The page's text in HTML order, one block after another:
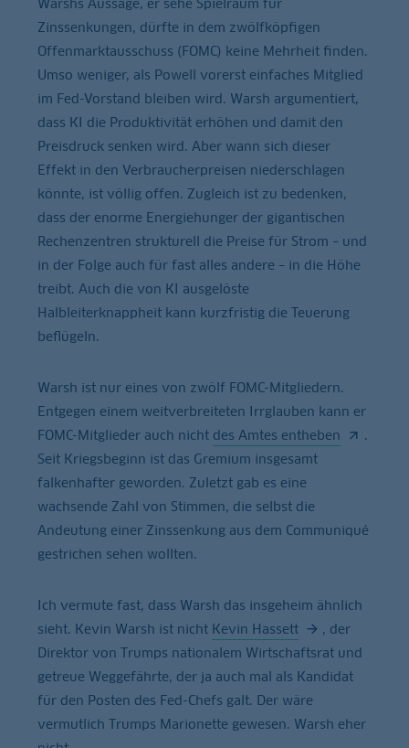
Warshs Aussage, er sehe Spielraum für
Zinssenkungen, dürfte in dem zwölfköpfigen
Offenmarktausschuss (FOMC) keine Mehrheit finden.
Umso weniger, als Powell vorerst einfaches Mitglied
im Fed-Vorstand bleiben wird. Warsh argumentiert,
dass KI die Produktivität erhöhen und damit den
Preisdruck senken wird. Aber wann sich dieser
Effekt in den Verbraucherpreisen niederschlagen
könnte, ist völlig offen. Zugleich ist zu bedenken,
dass der enorme Energiehunger der gigantischen
Rechenzentren strukturell die Preise für Strom – und
in der Folge auch für fast alles andere – in die Höhe
treibt. Auch die von KI ausgelöste
Halbleiterknappheit kann kurzfristig die Teuerung
beflügeln.
Warsh ist nur eines von zwölf FOMC-Mitgliedern.
Entgegen einem weitverbreiteten Irrglauben kann er
FOMC-Mitglieder auch nicht des Amtes entheben
.
Seit Kriegsbeginn ist das Gremium insgesamt
falkenhafter geworden. Zuletzt gab es eine
wachsende Zahl von Stimmen, die selbst die
Andeutung einer Zinssenkung aus dem Communiqué
gestrichen sehen wollten.
Ich vermute fast, dass Warsh das insgeheim ähnlich
sieht. Kevin Warsh ist nicht Kevin Hassett
, der
Direktor von Trumps nationalem Wirtschaftsrat und
getreue Weggefährte, der ja auch mal als Kandidat
für den Posten des Fed-Chefs galt. Der wäre
vermutlich Trumps Marionette gewesen. Warsh eher